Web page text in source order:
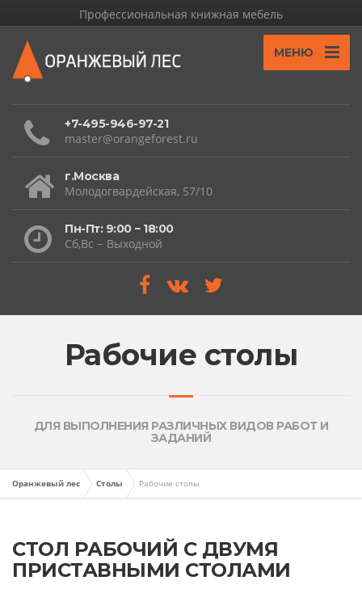
Профессиональная книжная мебель
МЕНЮ
+7-495-946-97-21
master@orangeforest.ru
г.Москва
Молодогвардейская, 57/10
Пн-Пт: 9:00 − 18:00
Сб,Вс − Выходной
Рабочие столы
ДЛЯ ВЫПОЛНЕНИЯ РАЗЛИЧНЫХ ВИДОВ РАБОТ И
ЗАДАНИЙ
Оранжевый лес Столы Рабочие столы
СТОЛ РАБОЧИЙ С ДВУМЯ
ПРИСТАВНЫМИ СТОЛАМИ